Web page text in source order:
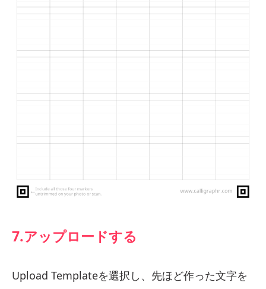
7.アップロードする
Upload Templateを選択し、先ほど作った文字を